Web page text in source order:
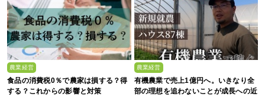
農業経営
食品の消費税0％で農家は損する？得
する？これからの影響と対策
農業経営
有機農業で売上1億円へ。いきなり全
部の理想を追わないことが成長への近